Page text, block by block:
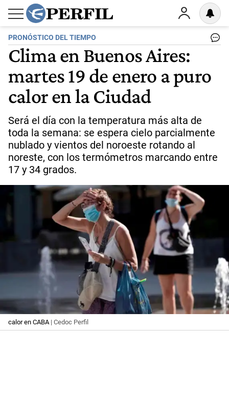
PRONÓSTICO DEL TIEMPO
Clima en Buenos Aires:
martes 19 de enero a puro
calor en la Ciudad
Será el día con la temperatura más alta de
toda la semana: se espera cielo parcialmente
nublado y vientos del noroeste rotando al
noreste, con los termómetros marcando entre
17 y 34 grados.
calor en CABA | Cedoc Perfil